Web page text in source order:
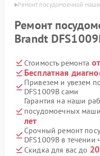
Ремонт посудомоечной
Ремонт
Brandt
Стоимость ремонта
Бесплатная
Привезем и увезем
DFS1009B сами
Гарантия на наши
посудомоечных
лет
Срочный ремонт
DFS1009B в течении
Скидка для вас до